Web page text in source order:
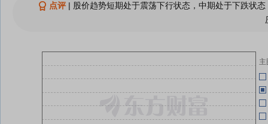
查看更多
点评| 股价趋势短期处于震荡下行状态，中期处于下跌状
主